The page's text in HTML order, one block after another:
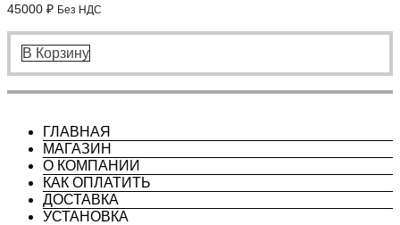
45000 ₽ Без НДС
В Корзину
ГЛАВНАЯ
МАГАЗИН
О КОМПАНИИ
КАК ОПЛАТИТЬ
ДОСТАВКА
УСТАНОВКА